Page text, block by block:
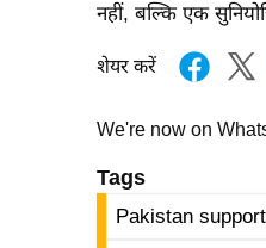
नहीं, बल्कि एक
शेयर करें
We're now on
Tags
Pakistan